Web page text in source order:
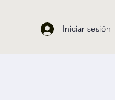
Iniciar sesión